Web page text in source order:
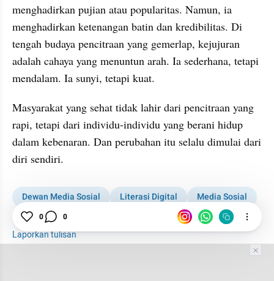
menghadirkan pujian atau popularitas. Namun, ia
menghadirkan ketenangan batin dan kredibilitas. Di
tengah budaya pencitraan yang gemerlap, kejujuran
adalah cahaya yang menuntun arah. Ia sederhana, tetapi
mendalam. Ia sunyi, tetapi kuat.
Masyarakat yang sehat tidak lahir dari pencitraan yang
rapi, tetapi dari individu-individu yang berani hidup
dalam kebenaran. Dan perubahan itu selalu dimulai dari
diri sendiri.
Dewan Media Sosial Literasi Digital
Media Sosial
Budaya
Laporkan tulisan
0 0